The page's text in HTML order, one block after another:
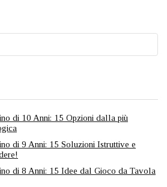
di 10 Anni: 15 Opzioni dalla più
di 9 Anni: 15 Soluzioni Istruttive e
di 8 Anni: 15 Idee dal Gioco da Tavola